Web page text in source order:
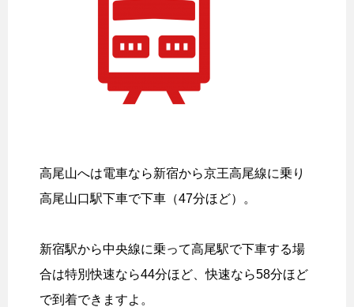
高尾山へは電車なら新宿から京王高尾線に乗り
高尾山口駅下車で下車（47分ほど）。
新宿駅から中央線に乗って高尾駅で下車する場
合は特別快速なら44分ほど、快速なら58分ほど
で到着できますよ。